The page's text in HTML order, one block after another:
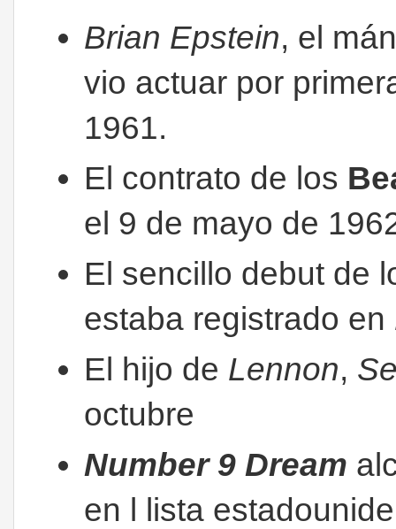
Brian Epstein, el
vio actuar por
1961.
El contrato de los
el 9 de mayo de
El sencillo debut de
estaba registrado en
El hijo de Lennon,
octubre
Number 9 Dream
en l lista